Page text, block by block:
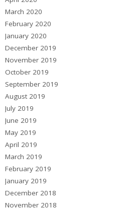
March 2020
February 2020
January 2020
December 2019
November 2019
October 2019
September 2019
August 2019
July 2019
June 2019
May 2019
April 2019
March 2019
February 2019
January 2019
December 2018
November 2018